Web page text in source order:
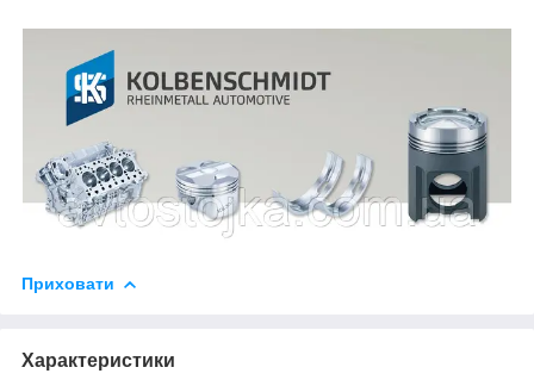
Приховати
Характеристики